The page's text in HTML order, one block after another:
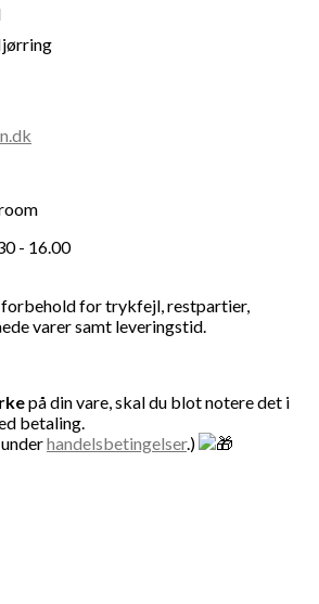
- 16.00
for trykfejl, restpartier,
varer samt leveringstid.
på din vare, skal du blot notere det i
betaling.
handelsbetingelser.)